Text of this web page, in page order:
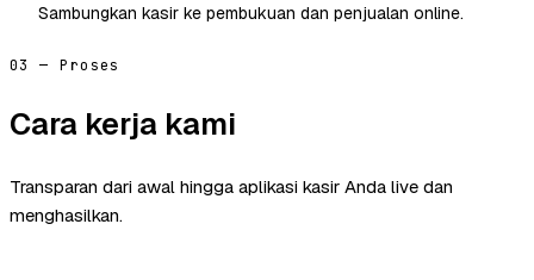
Sambungkan kasir ke pembukuan dan penjualan online.
03 — Proses
Cara kerja kami
Transparan dari awal hingga aplikasi kasir Anda live dan
menghasilkan.